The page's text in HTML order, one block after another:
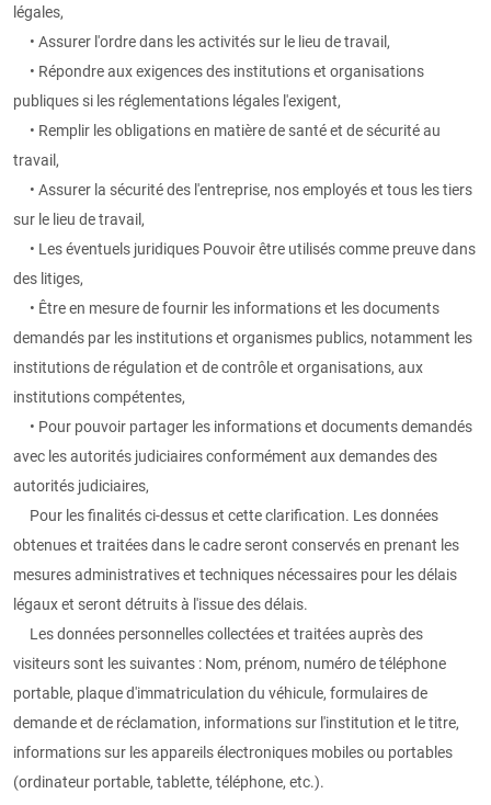
légales,
• Assurer l'ordre dans les activités sur le lieu de travail,
• Répondre aux exigences des institutions et organisations
publiques si les réglementations légales l'exigent,
• Remplir les obligations en matière de santé et de sécurité au
travail,
• Assurer la sécurité des l'entreprise, nos employés et tous les tiers
sur le lieu de travail,
• Les éventuels juridiques Pouvoir être utilisés comme preuve dans
des litiges,
• Être en mesure de fournir les informations et les documents
demandés par les institutions et organismes publics, notamment les
institutions de régulation et de contrôle et organisations, aux
institutions compétentes,
• Pour pouvoir partager les informations et documents demandés
avec les autorités judiciaires conformément aux demandes des
autorités judiciaires,
Pour les finalités ci-dessus et cette clarification. Les données
obtenues et traitées dans le cadre seront conservés en prenant les
mesures administratives et techniques nécessaires pour les délais
légaux et seront détruits à l'issue des délais.
Les données personnelles collectées et traitées auprès des
visiteurs sont les suivantes : Nom, prénom, numéro de téléphone
portable, plaque d'immatriculation du véhicule, formulaires de
demande et de réclamation, informations sur l'institution et le titre,
informations sur les appareils électroniques mobiles ou portables
(ordinateur portable, tablette, téléphone, etc.).